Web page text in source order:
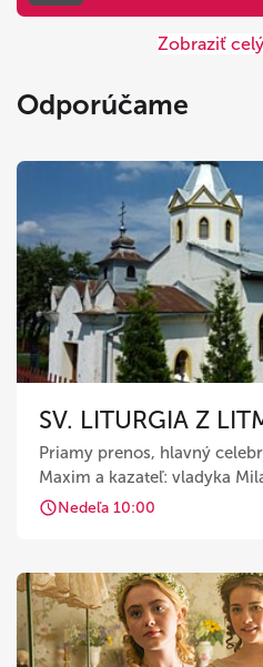
Zobraziť
Odporúčame
SV. LITURGIA Z
Priamy prenos, hlavný
Maxim a kazateľ: vladyka
Nedeľa 10:00